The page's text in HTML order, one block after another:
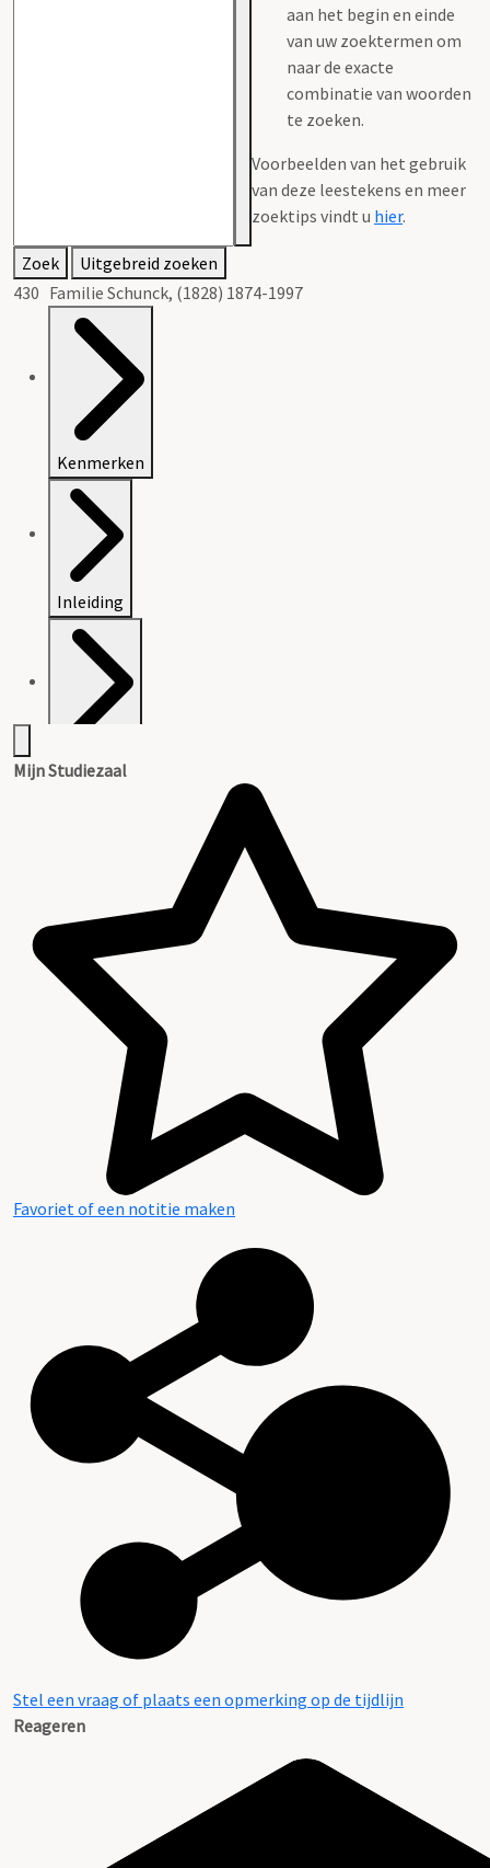
aan het begin en einde
van uw zoektermen om
naar de exacte
combinatie van woorden
te zoeken.
Voorbeelden van het gebruik
van deze leestekens en meer
zoektips vindt u hier.
Zoek
Uitgebreid zoeken
430 Familie Schunck, (1828) 1874-1997
Kenmerken
Inleiding
Mijn Studiezaal
Favoriet of een notitie maken
Stel een vraag of plaats een opmerking op de tijdlijn
Reageren